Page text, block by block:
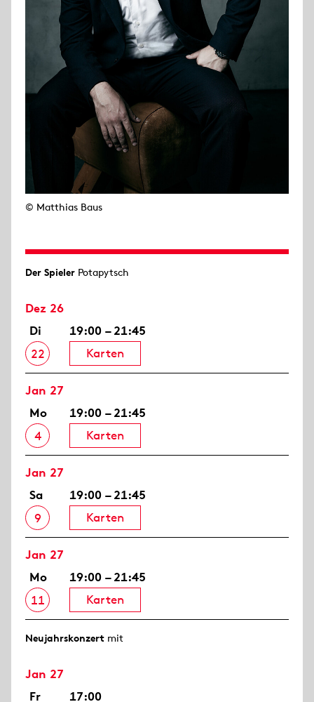
© Matthias Baus
Der Spieler Potapytsch
Dez 26
Di
22
19:00 – 21:45
Karten
Jan 27
Mo
4
19:00 – 21:45
Karten
Jan 27
Sa
9
19:00 – 21:45
Karten
Jan 27
Mo
11
19:00 – 21:45
Karten
Neujahrs­konzert mit
Jan 27
Fr
17:00